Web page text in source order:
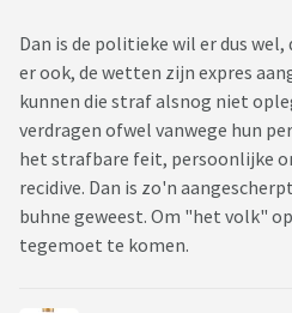
Dan is de politieke wil er dus
er ook, de wetten zijn expres
kunnen die straf alsnog niet
verdragen ofwel vanwege hun
het strafbare feit, persoonlijke
recidive. Dan is zo'n
buhne geweest. Om "het volk"
tegemoet te komen.